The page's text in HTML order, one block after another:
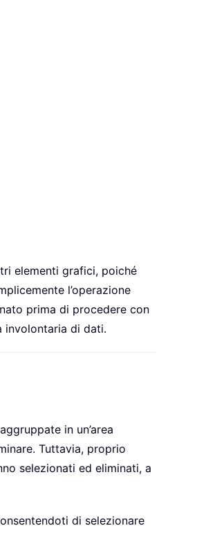
elementi grafici, poiché
l’operazione
prima di procedere con
involontaria di dati.
in un’area
Tuttavia, proprio
selezionati ed eliminati, a
di selezionare